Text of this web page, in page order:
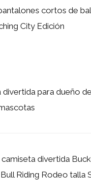
cortos de
City Edición
divertida para dueño
divertida
Riding Rodeo talla